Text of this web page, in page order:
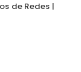
de Redes |